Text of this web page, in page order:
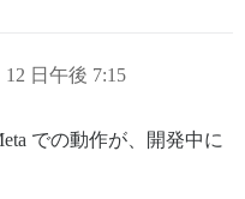
12 日午後 7:15
での動作が、開発中に